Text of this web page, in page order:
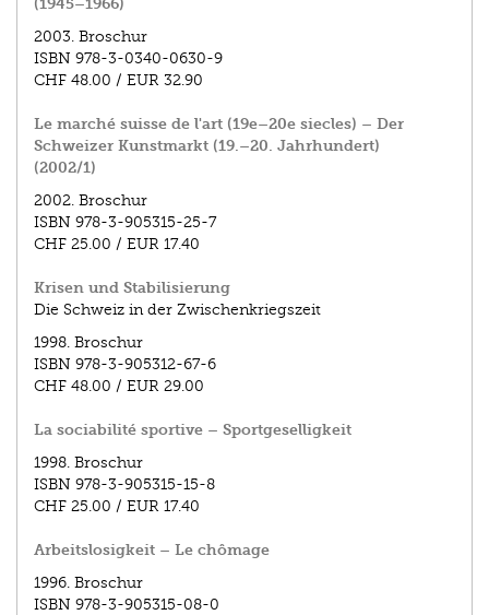
(1945–1966)
2003. Broschur
ISBN 978-3-0340-0630-9
CHF 48.00 / EUR 32.90
Le marché suisse de l'art (19e–20e siecles) – Der
Schweizer Kunstmarkt (19.–20. Jahrhundert)
(2002/1)
2002. Broschur
ISBN 978-3-905315-25-7
CHF 25.00 / EUR 17.40
Krisen und Stabilisierung
Die Schweiz in der Zwischenkriegszeit
1998. Broschur
ISBN 978-3-905312-67-6
CHF 48.00 / EUR 29.00
La sociabilité sportive – Sportgeselligkeit
1998. Broschur
ISBN 978-3-905315-15-8
CHF 25.00 / EUR 17.40
Arbeitslosigkeit – Le chômage
1996. Broschur
ISBN 978-3-905315-08-0